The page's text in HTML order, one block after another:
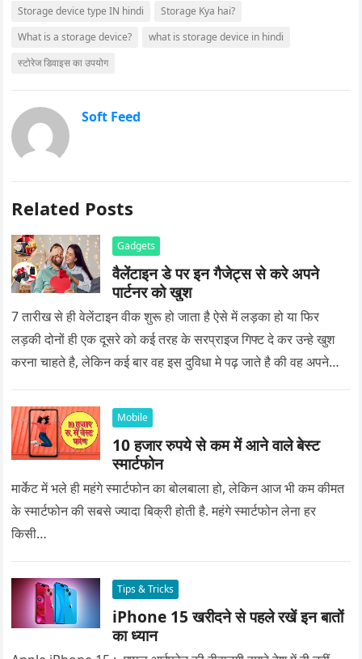
Storage device type IN hindi
Storage Kya hai?
What is a storage device?
what is storage device in hindi
स्टोरेज डिवाइस का उपयोग
Soft Feed
Related Posts
Gadgets
वैलेंटाइन डे पर इन गैजेट्स से करे अपने
पार्टनर को खुश
7 तारीख से ही वेलेंटाइन वीक शुरू हो जाता है ऐसे में लड़का हो या फिर
लड़की दोनों ही एक दूसरे को कई तरह के सरप्राइज गिफ्ट दे कर उन्हे खुश
करना चाहते है, लेकिन कई बार वह इस दुविधा मे पढ़ जाते है की वह अपने
Mobile
10 हजार रुपये से कम में आने वाले बेस्ट
स्मार्टफोन
मार्केट में भले ही महंगे स्मार्टफोन का बोलबाला हो, लेकिन आज भी कम कीमत
के स्मार्टफोन की सबसे ज्यादा बिक्री होती है. महंगे स्मार्टफोन लेना हर
किसी…
Tips & Tricks
iPhone 15 खरीदने से पहले रखें इन बातों
का ध्यान